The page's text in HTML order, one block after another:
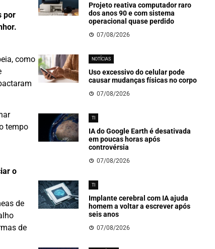
por
como
tempo
o
de
de
Projeto reativa computador raro
dos anos 90 e com sistema
operacional quase perdido
07/08/2026
NOTÍCIAS
Uso excessivo do celular pode
causar mudanças físicas no corpo
07/08/2026
TI
IA do Google Earth é desativada
em poucas horas após
controvérsia
07/08/2026
TI
Implante cerebral com IA ajuda
homem a voltar a escrever após
seis anos
07/08/2026